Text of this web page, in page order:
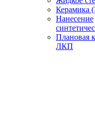
Керамика
Нанесение
Плановая
ЛКП